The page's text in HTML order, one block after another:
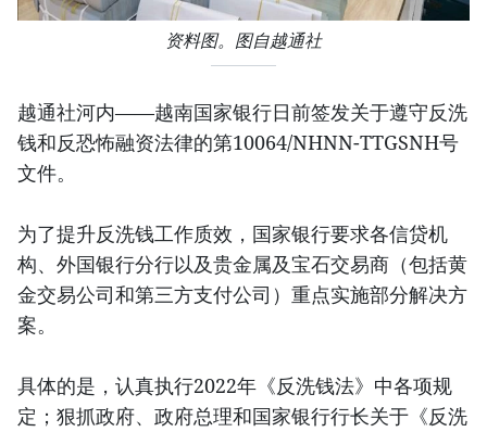
资料图。图自越通社
越通社河内——越南国家银行日前签发关于遵守反洗
钱和反恐怖融资法律的第10064/NHNN-TTGSNH号
文件。
为了提升反洗钱工作质效，国家银行要求各信贷机
构、外国银行分行以及贵金属及宝石交易商（包括黄
金交易公司和第三方支付公司）重点实施部分解决方
案。
具体的是，认真执行2022年《反洗钱法》中各项规
定；狠抓政府、政府总理和国家银行行长关于《反洗